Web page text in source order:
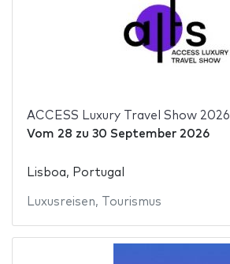
ACCESS Luxury Travel Show 2026
Vom 28 zu 30 September 2026
Lisboa, Portugal
Luxusreisen, Tourismus